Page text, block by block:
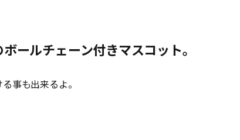
ールチェーン付きマスコット。
事も出来るよ。